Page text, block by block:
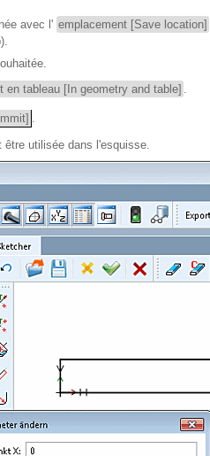
avec l' emplacement [Save location]
en tableau [In geometry and table] .
.
utilisée dans l'esquisse.